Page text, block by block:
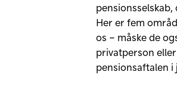
pensionsselskab,
Her er fem
os – måske de
privatperson
pensionsaftalen i